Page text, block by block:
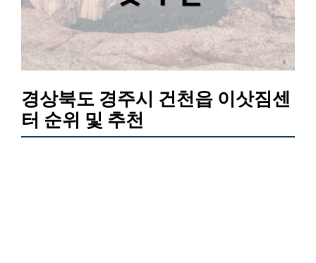
경상북도 경주시 건천읍 이삿짐센
터 순위 및 추천